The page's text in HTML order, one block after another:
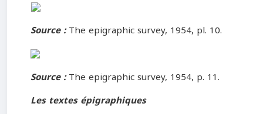
Source :The epigraphic survey, 1954, pl. 10.
Source : The epigraphic survey, 1954, p. 11.
Les textes épigraphiques